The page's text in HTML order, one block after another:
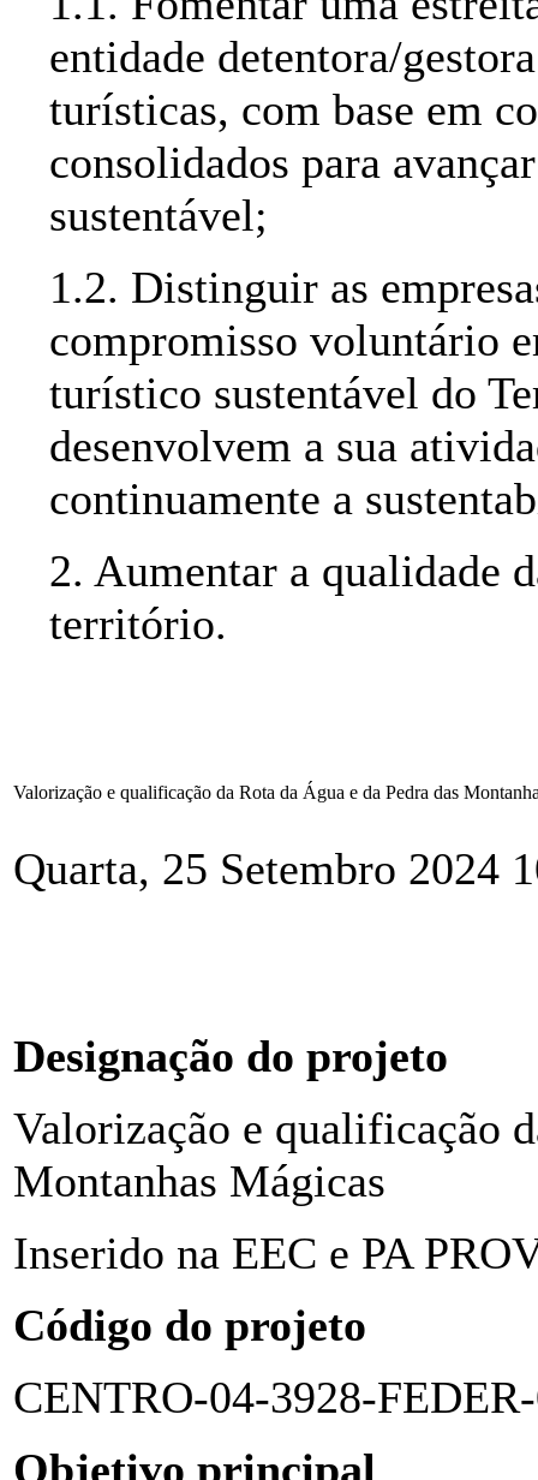
entidade detentora/
turísticas, com base em
consolidados para
sustentável;
1.2. Distinguir as
compromisso voluntário
turístico sustentável do
desenvolvem a sua
continuamente a
2. Aumentar a qualidade
território.
Valorização e qualificação da Rota da Água e da Pedra das
Quarta, 25 Setembro 2024
Designação do projeto
Valorização e qualificação
Montanhas Mágicas
Inserido na EEC e PA
Código do projeto
CENTRO-04-3928-
Objetivo principal